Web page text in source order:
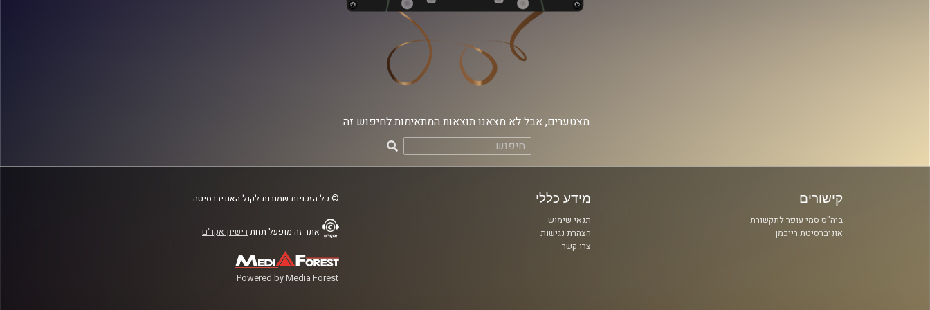
מצטערים, אבל לא מצאנו תוצאות המתאימות לחיפוש זה.
חיפוש:
קישורים
ביה"ס סמי עופר לתקשורת
אוניברסיטת רייכמן
מידע כללי
תנאי שימוש
הצהרת נגישות
צרו קשר
© כל הזכויות שמורות לקול האוניברסיטה
אתר זה מופעל תחת רישיון אקו"ם
Powered by Media Forest